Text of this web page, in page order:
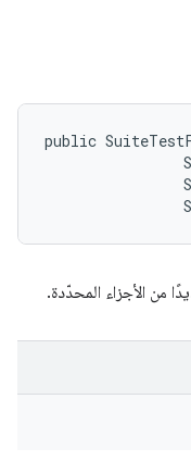
public
من الأجزاء المحدّدة.